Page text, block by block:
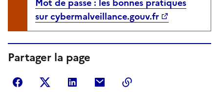
sur cybermalveillance.gouv.fr
Partager la page
Partager sur Facebook
Partager sur Twitter
Partager sur LinkedIn
Partager par courriel